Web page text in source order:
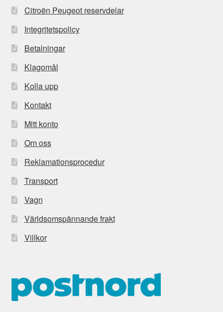
Citroën Peugeot reservdelar
Integritetspolicy
Betalningar
Klagomål
Kolla upp
Kontakt
Mitt konto
Om oss
Reklamationsprocedur
Transport
Vagn
Världsomspännande frakt
Villkor